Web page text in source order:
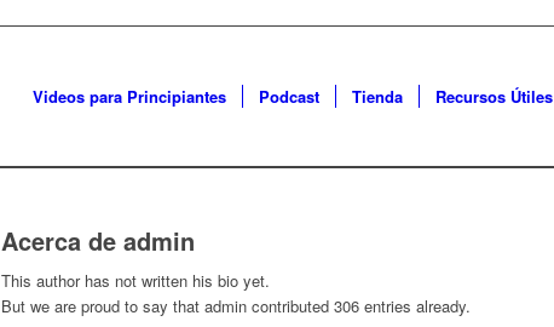
Videos para Principiantes Podcast Tienda Recursos Útiles
Acerca de admin
This author has not written his bio yet.
But we are proud to say that admin contributed 306 entries already.